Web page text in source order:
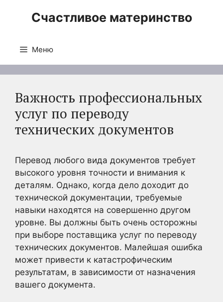
Счастливое материнство
Меню
Важность профессиональных
услуг по переводу
технических документов
Перевод любого вида документов требует
высокого уровня точности и внимания к
деталям. Однако, когда дело доходит до
технической документации, требуемые
навыки находятся на совершенно другом
уровне. Вы должны быть очень осторожны
при выборе поставщика услуг по переводу
технических документов. Малейшая ошибка
может привести к катастрофическим
результатам, в зависимости от назначения
вашего документа.